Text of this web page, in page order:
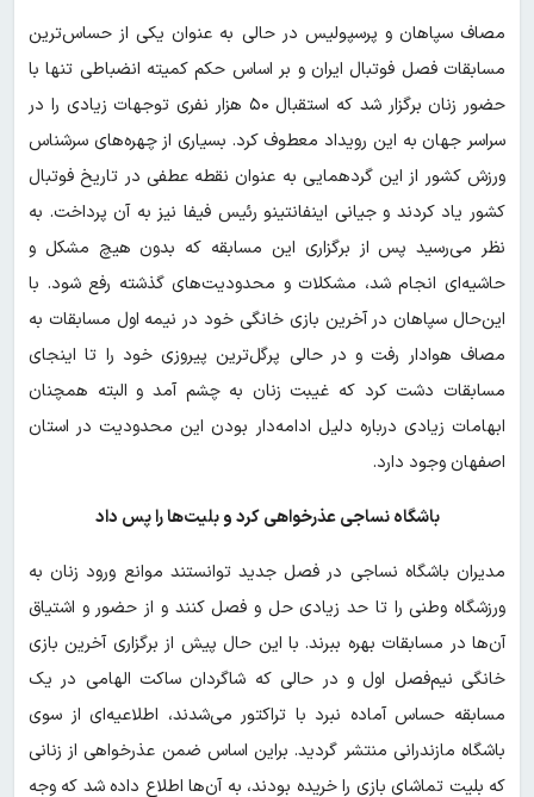
مصاف سپاهان و پرسپولیس در حالی به عنوان یکی از حساس‌ترین
مسابقات فصل فوتبال ایران و بر اساس حکم کمیته انضباطی تنها با
حضور زنان برگزار شد که استقبال ۵۰ هزار نفری توجهات زیادی را در
سراسر جهان به این رویداد معطوف کرد. بسیاری از چهره‌های سرشناس
ورزش کشور از این گردهمایی به عنوان نقطه عطفی در تاریخ فوتبال
کشور یاد کردند و جیانی اینفانتینو رئیس فیفا نیز به آن پرداخت. به
نظر می‌رسید پس از برگزاری این مسابقه که بدون هیچ مشکل و
حاشیه‌ای انجام شد، مشکلات و محدودیت‌های گذشته رفع شود. با
این‌حال سپاهان در آخرین بازی خانگی خود در نیمه اول مسابقات به
مصاف هوادار رفت و در حالی پرگل‌ترین پیروزی خود را تا اینجای
مسابقات دشت کرد که غیبت زنان به چشم آمد و البته همچنان
ابهامات زیادی درباره دلیل ادامه‌دار بودن این محدودیت در استان
اصفهان وجود دارد.
باشگاه نساجی عذرخواهی کرد و بلیت‌ها را پس داد
مدیران باشگاه نساجی در فصل جدید توانستند موانع ورود زنان به
ورزشگاه وطنی را تا حد زیادی حل و فصل کنند و از حضور و اشتیاق
آن‌ها در مسابقات بهره ببرند. با این حال پیش از برگزاری آخرین بازی
خانگی نیم‌فصل اول و در حالی که شاگردان ساکت الهامی در یک
مسابقه حساس آماده نبرد با تراکتور می‌شدند، اطلاعیه‌ای از سوی
باشگاه مازندرانی منتشر گردید. براین اساس ضمن عذرخواهی از زنانی
که بلیت تماشای بازی را خریده بودند، به آن‌ها اطلاع داده شد که وجه